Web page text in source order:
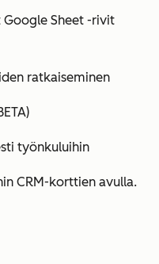
Google Sheet -rivit
ratkaiseminen
työnkuluihin
CRM-korttien avulla.